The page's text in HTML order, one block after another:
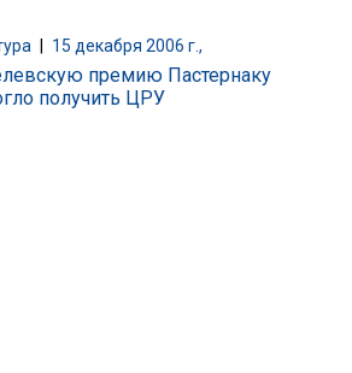
15 декабря 2006 г.,
премию Пастернаку
получить ЦРУ